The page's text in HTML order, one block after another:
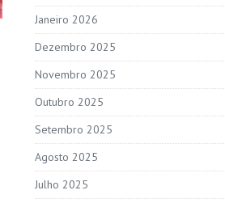
Janeiro 2026
Dezembro 2025
Novembro 2025
Outubro 2025
Setembro 2025
Agosto 2025
Julho 2025